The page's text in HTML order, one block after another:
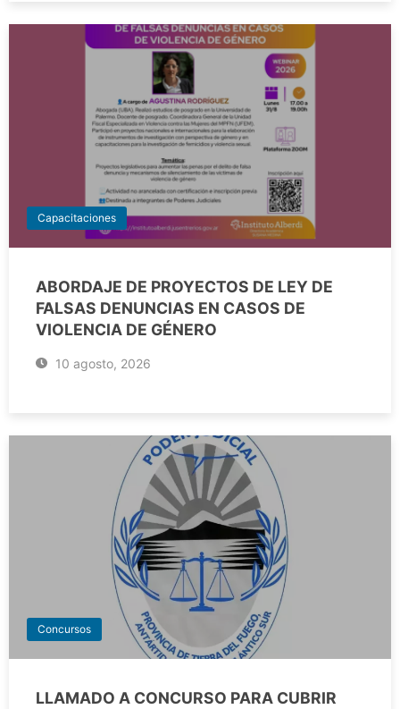
Capacitaciones
ABORDAJE DE PROYECTOS DE LEY DE
FALSAS DENUNCIAS EN CASOS DE
VIOLENCIA DE GÉNERO
10 agosto, 2026
Concursos
LLAMADO A CONCURSO PARA CUBRIR